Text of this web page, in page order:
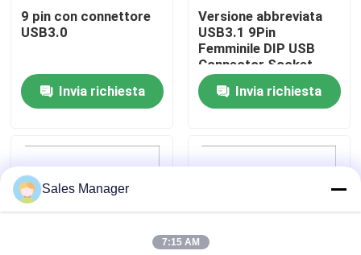
Richieda una citazione
Connettore DIP USB
Connettore presa USB
Connettori USB di tipo C
9 pin con connettore
USB3.0
Invia richiesta
Versione abbreviata
USB3.1 9Pin
Femminile DIP USB
Connector Socket
Tipo C STD
Invia richiesta
Sales Manager
7:15 AM